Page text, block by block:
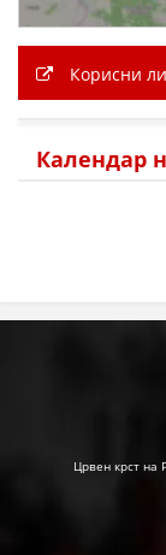
Корисни
Календар
Црвен крст на